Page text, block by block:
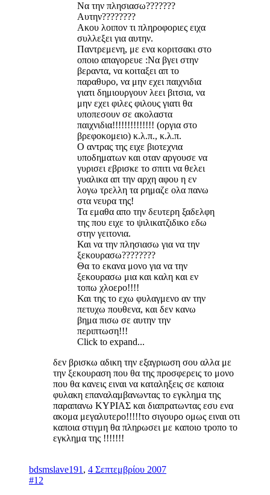
Να την πλησιασω???????
Αυτην????????
Ακου λοιπον τι πληροφοριες ειχα
συλλεξει για αυτην.
Παντρεμενη, με ενα κοριτσακι στο
οποιο απαγορευε :Να βγει στην
βεραντα, να κοιταξει απ το
παραθυρο, να μην εχει παιχνιδια
γιατι δημιουργουν λεει βιτσια, να
μην εχει φιλες φιλους γιατι θα
υποπεσουν σε ακολαστα
παιχνιδια!!!!!!!!!!!!!! (οργια στο
βρεφοκομειο) κ.λ.π., κ.λ.π.
Ο αντρας της ειχε βιοτεχνια
υποδηματων και οταν αργουσε να
γυρισει εβρισκε το σπιτι να θελει
γυαλικα απ την αρχη αφου η εν
λογω τρελλη τα ρημαζε ολα πανω
στα νευρα της!
Τα εμαθα απο την δευτερη ξαδελφη
της που ειχε το ψιλικατζιδικο εδω
στην γειτονια.
Και να την πλησιασω για να την
ξεκουρασω????????
Θα το εκανα μονο για να την
ξεκουρασω μια και καλη και εν
τοπω χλοερο!!!!
Και της το εχω φυλαγμενο αν την
πετυχω πουθενα, και δεν κανω
βημα πισω σε αυτην την
περιπτωση!!!
Click to expand...
δεν βρισκω αδικη την εξαγριωση σου αλλα με
την ξεκουραση που θα της προσφερεις το μονο
που θα κανεις ειναι να καταληξεις σε καποια
φυλακη επαναλαμβανωντας το εγκλημα της
παραπανω ΚΥΡΙΑΣ και διαπρατωντας εσυ ενα
ακομα μεγαλυτερο!!!!!το σιγουρο ομως ειναι οτι
καποια στιγμη θα πληρωσει με καποιο τροπο το
εγκλημα της !!!!!!!
bdsmslave191 , 4 Σεπτεμβρίου 2007
#12